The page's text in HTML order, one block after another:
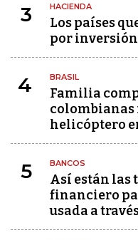
3 HACIENDA
Los países
por
4 BRASIL
Familia
colombianas
helicóptero
5 BANCOS
Así están las
financiero
usada a